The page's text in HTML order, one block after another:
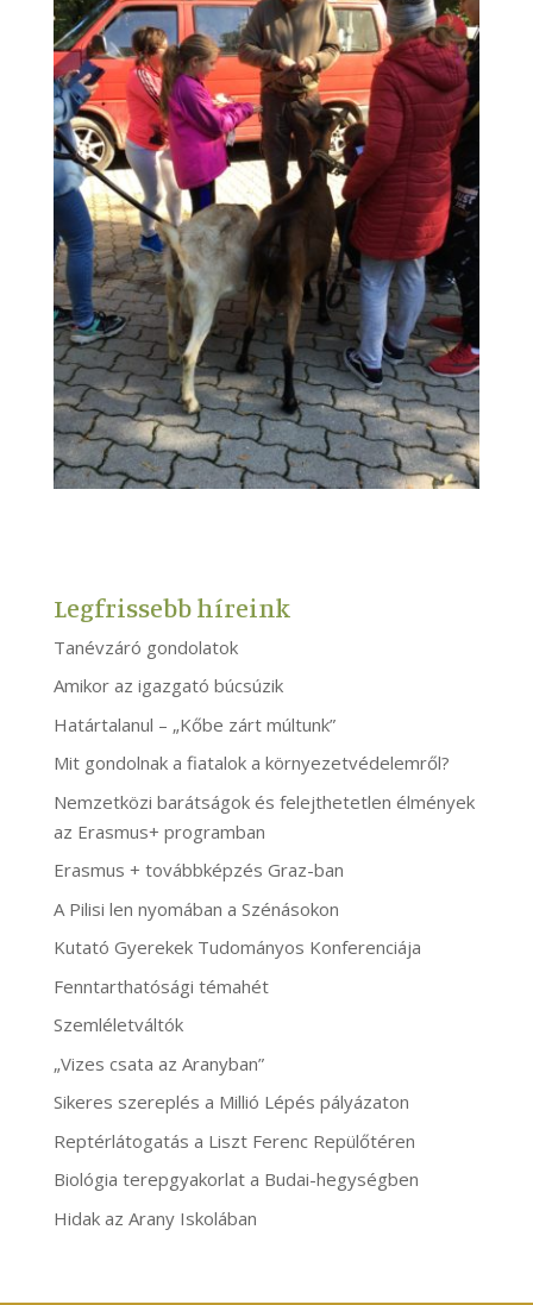
Legfrissebb híreink
Tanévzáró gondolatok
Amikor az igazgató búcsúzik
Határtalanul – „Kőbe zárt múltunk”
Mit gondolnak a fiatalok a környezetvédelemről?
Nemzetközi barátságok és felejthetetlen élmények
az Erasmus+ programban
Erasmus + továbbképzés Graz-ban
A Pilisi len nyomában a Szénásokon
Kutató Gyerekek Tudományos Konferenciája
Fenntarthatósági témahét
Szemléletváltók
„Vizes csata az Aranyban”
Sikeres szereplés a Millió Lépés pályázaton
Reptérlátogatás a Liszt Ferenc Repülőtéren
Biológia terepgyakorlat a Budai-hegységben
Hidak az Arany Iskolában